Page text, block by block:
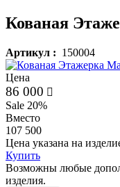
Кованая
Артикул : 150004
Цена
86 000
Sale 20%
Вместо
107 500
Цена указана на
Купить
Возможны любые
изделия.